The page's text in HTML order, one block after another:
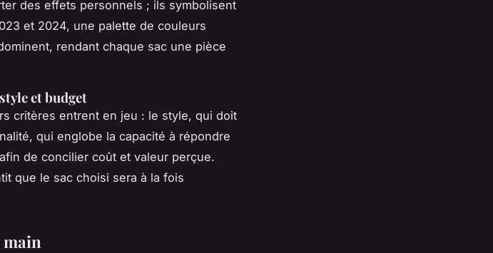
des effets personnels ; ils symbolisent
et 2024, une palette de couleurs
rendant chaque sac une pièce
et budget
critères entrent en jeu : le style, qui doit
qui englobe la capacité à répondre
de concilier coût et valeur perçue.
que le sac choisi sera à la fois
main